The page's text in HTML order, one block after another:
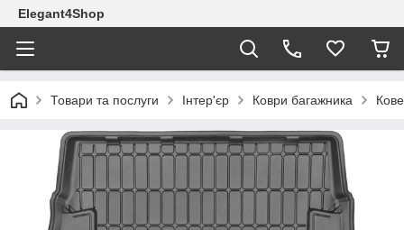
Elegant4Shop
Товари та послуги Інтер'єр Коври багажника